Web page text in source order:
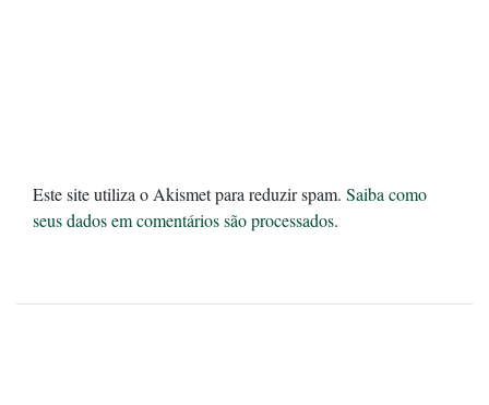
Este site utiliza o Akismet para reduzir spam. Saiba como
seus dados em comentários são processados.